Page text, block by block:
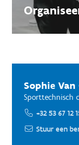
Sophie Van
Sporttechnisch
+32 53 67 12
Stuur een